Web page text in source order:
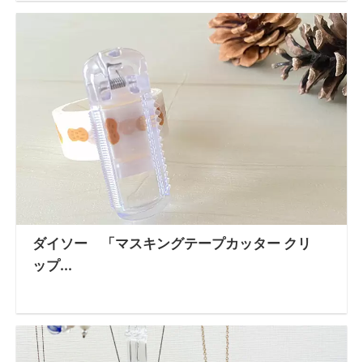
ダイソー 「マスキングテープカッター クリ
ップ...